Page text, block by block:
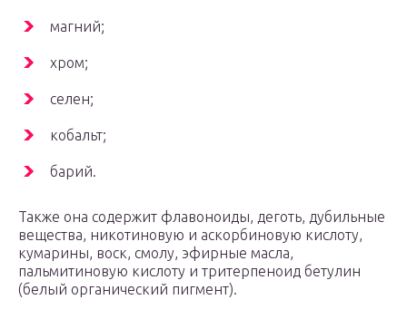
магний;
хром;
селен;
кобальт;
барий.
Также она содержит флавоноиды, деготь, дубильные
вещества, никотиновую и аскорбиновую кислоту,
кумарины, воск, смолу, эфирные масла,
пальмитиновую кислоту и тритерпеноид бетулин
(белый органический пигмент).